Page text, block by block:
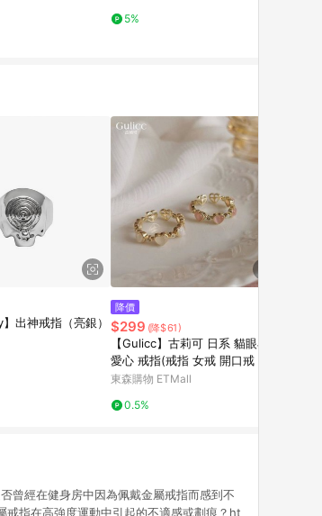
5%
】出神戒指（亮銀）
降價
$299 (降$61)
【Gulicc】古莉可 日系 貓眼石
愛心 戒指(戒指 女戒 開口戒 可調
式 造型戒 情人節 母親節 七夕 生
東森購物 ETMall
0.5%
經在健身房中因為佩戴金屬戒指而感到不
戒指在高強度運動中引起的不適感或劃痕？ht